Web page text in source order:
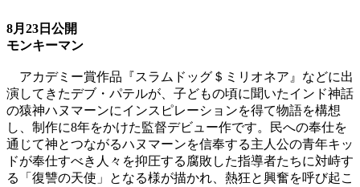
8月23日公開
モンキーマン
アカデミー賞作品『スラムドッグ＄ミリオネア』などに出
演してきたデブ・パテルが、子どもの頃に聞いたインド神話
の猿神ハヌマーンにインスピレーションを得て物語を構想
し、制作に8年をかけた監督デビュー作です。民への奉仕を
通じて神とつながるハヌマーンを信奉する主人公の青年キッ
ドが奉仕すべき人々を抑圧する腐敗した指導者たちに対峙す
る「復讐の天使」となる様が描かれ、熱狂と興奮を呼び起こ